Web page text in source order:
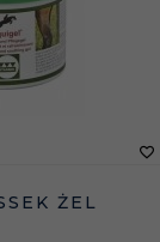
ŻEL